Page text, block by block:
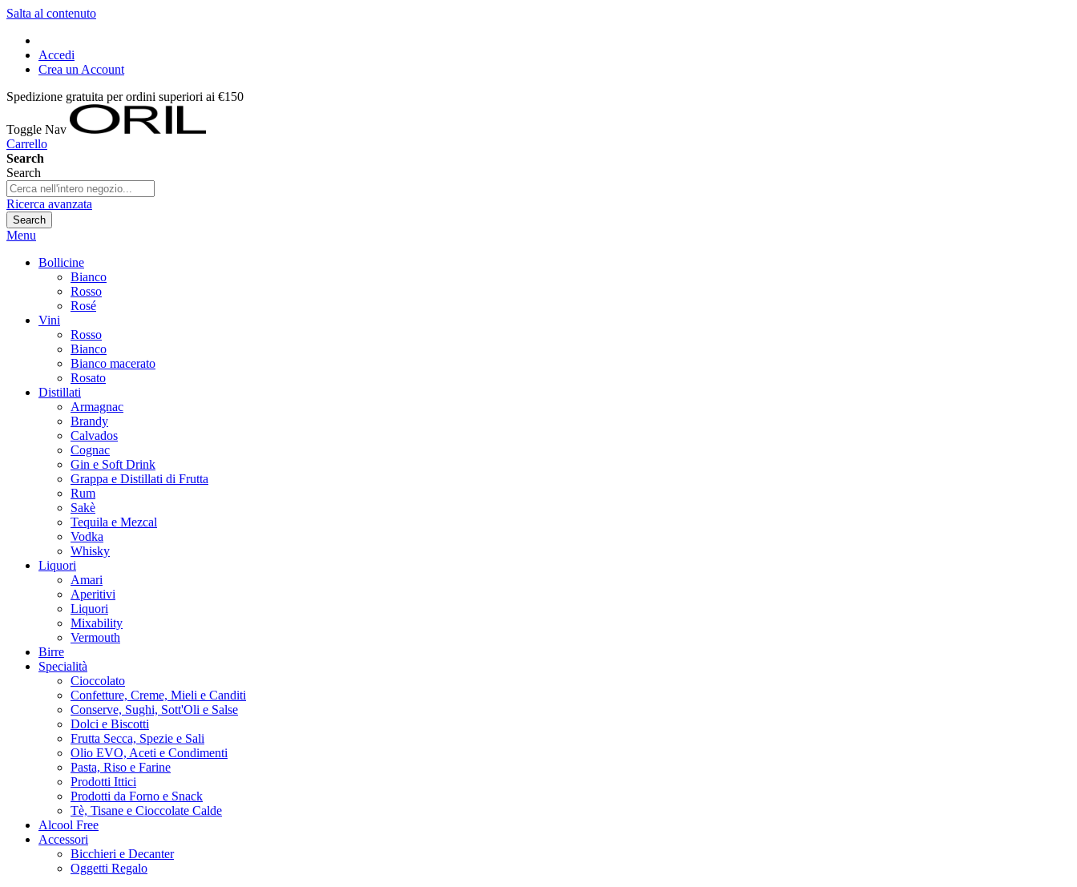
Salta al contenuto
Accedi
Crea un Account
Spedizione gratuita per ordini superiori ai €150
Toggle Nav
Carrello
Search
Search
Ricerca avanzata
Search
Menu
Bollicine
Bianco
Rosso
Rosé
Vini
Rosso
Bianco
Bianco macerato
Rosato
Distillati
Armagnac
Brandy
Calvados
Cognac
Gin e Soft Drink
Grappa e Distillati di Frutta
Rum
Sakè
Tequila e Mezcal
Vodka
Whisky
Liquori
Amari
Aperitivi
Liquori
Mixability
Vermouth
Birre
Specialità
Cioccolato
Confetture, Creme, Mieli e Canditi
Conserve, Sughi, Sott'Oli e Salse
Dolci e Biscotti
Frutta Secca, Spezie e Sali
Olio EVO, Aceti e Condimenti
Pasta, Riso e Farine
Prodotti Ittici
Prodotti da Forno e Snack
Tè, Tisane e Cioccolate Calde
Alcool Free
Accessori
Bicchieri e Decanter
Oggetti Regalo